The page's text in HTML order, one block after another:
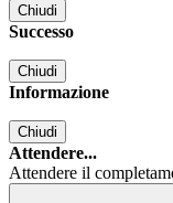
Chiudi
Successo
Chiudi
Informazione
Chiudi
Attendere...
Attendere il